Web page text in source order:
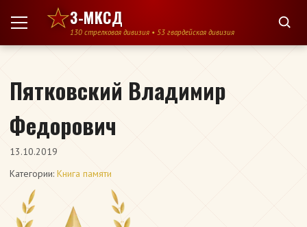
Перейти к содержимому
3-МКСД
130 стрелковая дивизия • 53 гвардейская дивизия
Пятковский Владимир
Федорович
13.10.2019
Категории: Книга памяти